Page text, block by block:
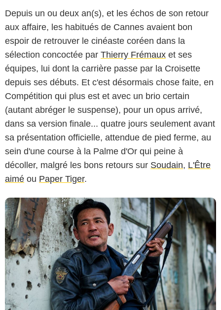
Depuis un ou deux an(s), et les échos de son retour
aux affaire, les habitués de Cannes avaient bon
espoir de retrouver le cinéaste coréen dans la
sélection concoctée par Thierry Frémaux et ses
équipes, lui dont la carrière passe par la Croisette
depuis ses débuts. Et c'est désormais chose faite, en
Compétition qui plus est et avec un brio certain
(autant abréger le suspense), pour un opus arrivé,
dans sa version finale... quatre jours seulement avant
sa présentation officielle, attendue de pied ferme, au
sein d'une course à la Palme d'Or qui peine à
décoller, malgré les bons retours sur Soudain, L'Être
aimé ou Paper Tiger.
NEON